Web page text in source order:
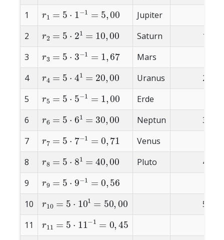
1
r1=5⋅1−1=5,00
Jupiter
2
r2=5⋅21=10,00
Saturn
10,00
3
r3=5⋅3−1=1,67
Mars
4
r4=5⋅41=20,00
Uranus
20,00
5
r5=5⋅5−1=1,00
Erde
6
r6=5⋅61=30,00
Neptun
30,00
7
r7=5⋅7−1=0,71
Venus
8
r8=5⋅81=40,00
Pluto
40,00
9
r9=5⋅9−1=0,56
10
r10=5⋅101=50,00
50,00
11
r11=5⋅11−1=0,45